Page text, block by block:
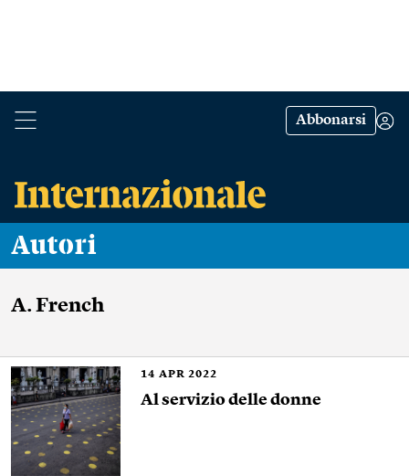
Abbonarsi
Autori
A. French
14 APR 2022
Al servizio delle donne